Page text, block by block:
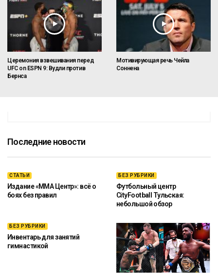
Церемония взвешивания перед
UFC on ESPN 9: Вудли против
Бернса
Мотивирующая речь Чейла
Соннена
Последние новости
СТАТЬИ
Издание «ММА Центр»: всё о
боях без правил
БЕЗ РУБРИКИ
Футбольный центр
CityFootball Тульская:
небольшой обзор
БЕЗ РУБРИКИ
Инвентарь для занятий
гимнастикой